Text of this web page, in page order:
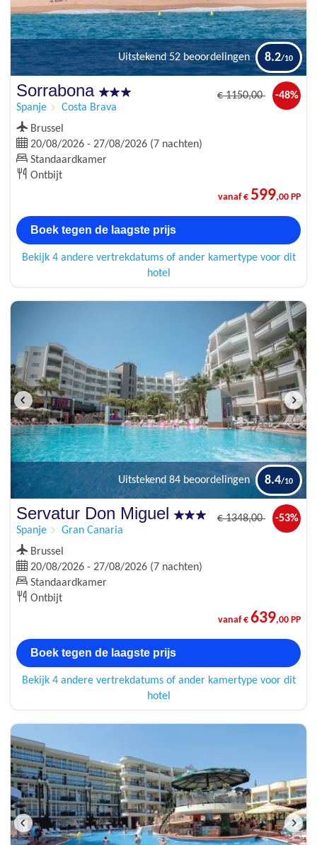
Uitstekend 52 beoordelingen 8.2
Sorrabona
Spanje Costa Brava
€1150,00 -48%
Brussel
20/08/2026 - 27/08/2026 (7 nachten)
Standaardkamer
Ontbijt
vanaf € 599,00 PP
Boek tegen de laagste prijs
Bekijk 4 andere vertrekdatums of ander kamertype voor dit
hotel
Uitstekend 84 beoordelingen 8.4
Servatur Don Miguel
Spanje Gran Canaria
€1348,00 -53%
Brussel
20/08/2026 - 27/08/2026 (7 nachten)
Standaardkamer
Ontbijt
vanaf € 639,00 PP
Boek tegen de laagste prijs
Bekijk 4 andere vertrekdatums of ander kamertype voor dit
hotel